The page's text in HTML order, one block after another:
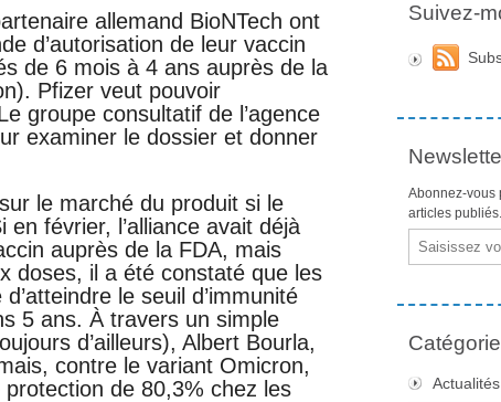
allemand BioNTech ont
d’autorisation de leur vaccin
de 6 mois à 4 ans auprès de la
Pfizer veut pouvoir
groupe consultatif de l’agence
examiner le dossier et donner
le marché du produit si le
février, l’alliance avait déjà
auprès de la FDA, mais
doses, il a été constaté que les
le seuil d’immunité
5 ans. À travers un simple
d’ailleurs), Albert Bourla,
contre le variant Omicron,
de 80,3% chez les
Suivez-
Abonnez-vous
articles publiés.
Email
Actualités